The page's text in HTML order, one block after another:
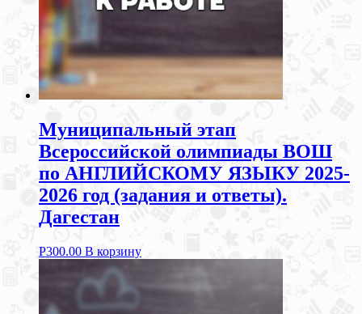
Муниципальный этап
Всероссийской олимпиады ВОШ
по АНГЛИЙСКОМУ ЯЗЫКУ 2025-
2026 год (задания и ответы).
Дагестан
Р300.00 В корзину